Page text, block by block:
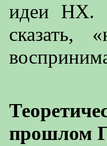
идеи НХ.
сказать,
прошлом